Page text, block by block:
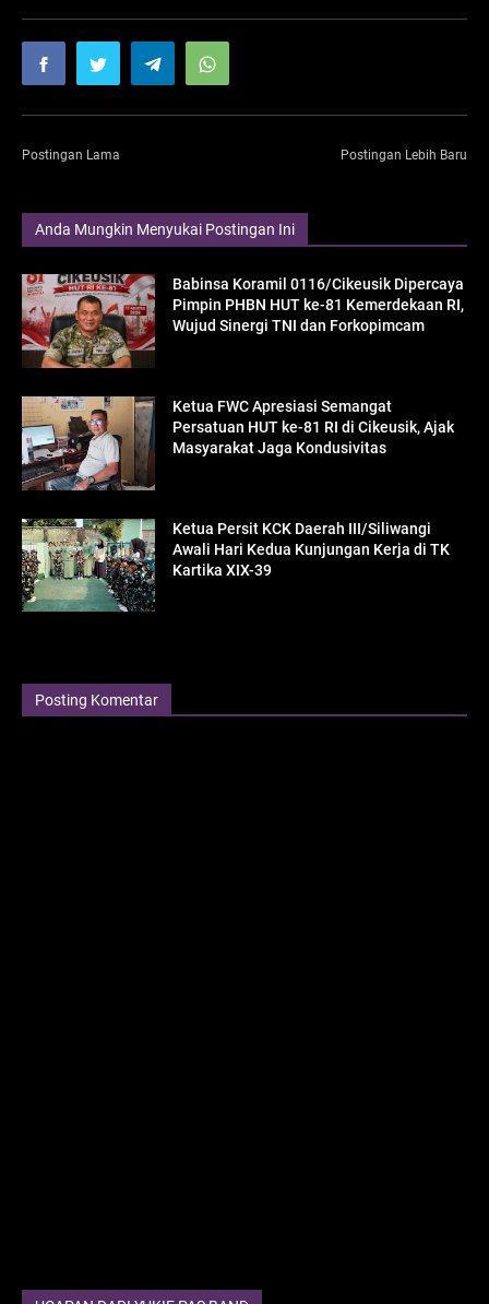
Postingan Lama Postingan Lebih Baru
Anda Mungkin Menyukai Postingan Ini
Babinsa Koramil 0116/Cikeusik Dipercaya
Pimpin PHBN HUT ke-81 Kemerdekaan RI,
Wujud Sinergi TNI dan Forkopimcam
Ketua FWC Apresiasi Semangat
Persatuan HUT ke-81 RI di Cikeusik, Ajak
Masyarakat Jaga Kondusivitas
Ketua Persit KCK Daerah III/Siliwangi
Awali Hari Kedua Kunjungan Kerja di TK
Kartika XIX-39
Posting Komentar